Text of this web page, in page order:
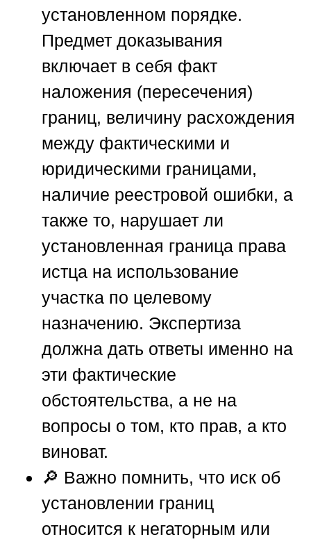
установленном порядке.
Предмет доказывания
включает в себя факт
наложения (пересечения)
границ, величину расхождения
между фактическими и
юридическими границами,
наличие реестровой ошибки, а
также то, нарушает ли
установленная граница права
истца на использование
участка по целевому
назначению. Экспертиза
должна дать ответы именно на
эти фактические
обстоятельства, а не на
вопросы о том, кто прав, а кто
виноват.
🔎 Важно помнить, что иск об
установлении границ
относится к негаторным или